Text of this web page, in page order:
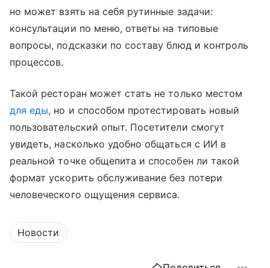
но может взять на себя рутинные задачи:
консультации по меню, ответы на типовые
вопросы, подсказки по составу блюд и контроль
процессов.
Такой ресторан может стать не только местом
для еды, но и способом протестировать новый
пользовательский опыт. Посетители смогут
увидеть, насколько удобно общаться с ИИ в
реальной точке общепита и способен ли такой
формат ускорить обслуживание без потери
человеческого ощущения сервиса.
Новости